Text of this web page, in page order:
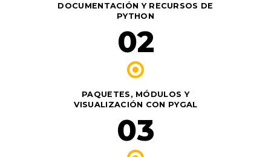
DOCUMENTACIÓN Y RECURSOS DE
PYTHON
02
PAQUETES, MÓDULOS Y
VISUALIZACIÓN CON PYGAL
03